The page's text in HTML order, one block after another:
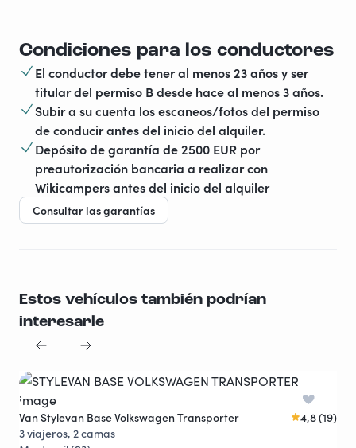
Condiciones para los conductores
El conductor debe tener al menos 23 años y ser
titular del permiso B desde hace al menos 3 años.
Subir a su cuenta los escaneos/fotos del permiso
de conducir antes del inicio del alquiler.
Depósito de garantía de 2500 EUR por
preautorización bancaria a realizar con
Wikicampers antes del inicio del alquiler
Consultar las garantías
Estos vehículos también podrían
interesarle
Van Stylevan Base Volkswagen Transporter
4,8 (19)
3 viajeros, 2 camas